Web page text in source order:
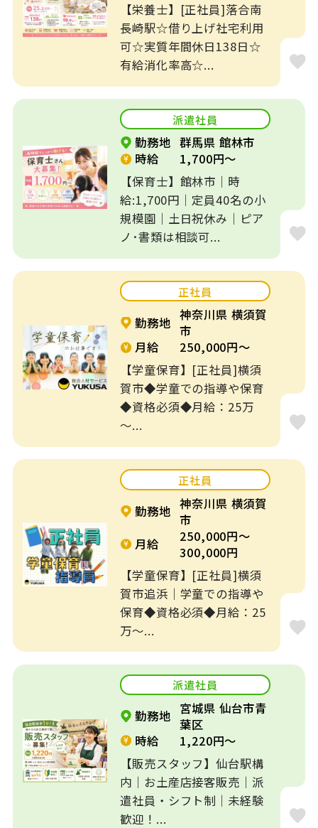
【栄養士】[正社員]落合南
長崎駅☆借り上げ社宅利用
可☆実質年間休日138日☆
有給消化率高☆...
派遣社員
勤務地 群馬県 館林市
時給
1,700円～
【保育士】館林市｜時
給:1,700円｜定員40名の小
規模園｜土日祝休み｜ピア
ノ･書類は相談可...
正社員
勤務地 神奈川県 横須賀
市
月給
250,000円～
【学童保育】[正社員]横須
賀市◆学童での指導や保育
◆資格必須◆月給：25万
～...
正社員
勤務地 神奈川県 横須賀
市
月給
250,000円～
300,000円
【学童保育】[正社員]横須
賀市追浜｜学童での指導や
保育◆資格必須◆月給：25
万～...
派遣社員
勤務地 宮城県 仙台市青
葉区
時給
1,220円～
【販売スタッフ】仙台駅構
内｜お土産店接客販売｜派
遣社員・シフト制｜未経験
歓迎！...